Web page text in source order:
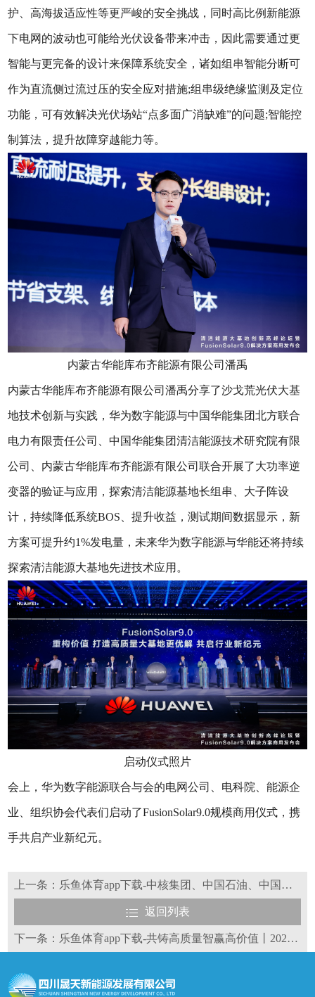
护、高海拔适应性等更严峻的安全挑战，同时高比例新能源
下电网的波动也可能给光伏设备带来冲击，因此需要通过更
智能与更完备的设计来保障系统安全，诸如组串智能分断可
作为直流侧过流过压的安全应对措施;组串级绝缘监测及定位
功能，可有效解决光伏场站“点多面广消缺难”的问题;智能控
制算法，提升故障穿越能力等。
内蒙古华能库布齐能源有限公司潘禹
内蒙古华能库布齐能源有限公司潘禹分享了沙戈荒光伏大基
地技术创新与实践，华为数字能源与中国华能集团北方联合
电力有限责任公司、中国华能集团清洁能源技术研究院有限
公司、内蒙古华能库布齐能源有限公司联合开展了大功率逆
变器的验证与应用，探索清洁能源基地长组串、大子阵设
计，持续降低系统BOS、提升收益，测试期间数据显示，新
方案可提升约1%发电量，未来华为数字能源与华能还将持续
探索清洁能源大基地先进技术应用。
启动仪式照片
会上，华为数字能源联合与会的电网公司、电科院、能源企
业、组织协会代表们启动了FusionSolar9.0规模商用仪式，携
手共启产业新纪元。
上一条：乐鱼体育app下载-中核集团、中国石油、中国华能等多家能源央企与内蒙古自治区及包头市高层互动
返回列表
下一条：乐鱼体育app下载-共铸高质量智赢高价值丨2025华为中国数字能源创新峰会·黑龙江成功举办